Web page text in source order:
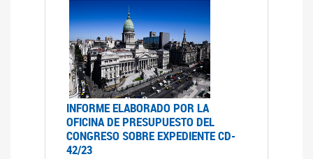
INFORME ELABORADO POR LA
OFICINA DE PRESUPUESTO DEL
CONGRESO SOBRE EXPEDIENTE CD-
42/23